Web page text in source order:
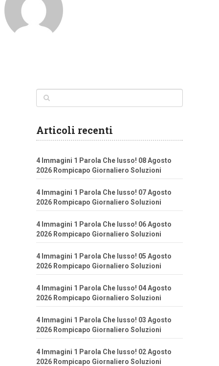
Articoli recenti
4 Immagini 1 Parola Che lusso! 08 Agosto
2026 Rompicapo Giornaliero Soluzioni
4 Immagini 1 Parola Che lusso! 07 Agosto
2026 Rompicapo Giornaliero Soluzioni
4 Immagini 1 Parola Che lusso! 06 Agosto
2026 Rompicapo Giornaliero Soluzioni
4 Immagini 1 Parola Che lusso! 05 Agosto
2026 Rompicapo Giornaliero Soluzioni
4 Immagini 1 Parola Che lusso! 04 Agosto
2026 Rompicapo Giornaliero Soluzioni
4 Immagini 1 Parola Che lusso! 03 Agosto
2026 Rompicapo Giornaliero Soluzioni
4 Immagini 1 Parola Che lusso! 02 Agosto
2026 Rompicapo Giornaliero Soluzioni